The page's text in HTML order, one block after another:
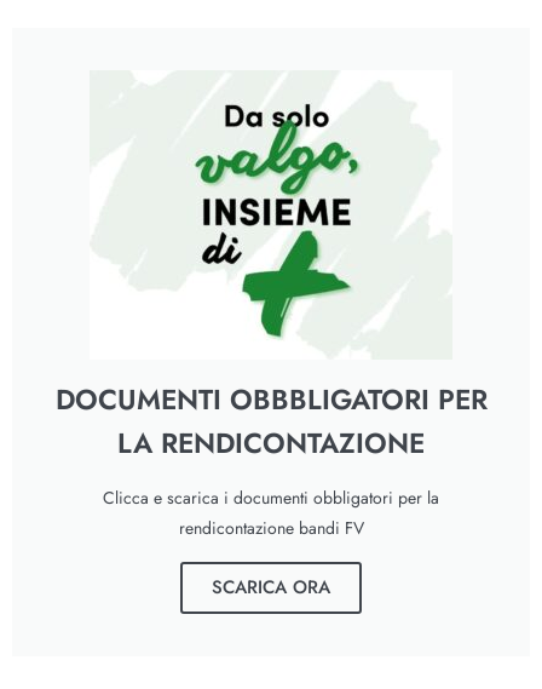
DOCUMENTI OBBBLIGATORI PER
LA RENDICONTAZIONE
Clicca e scarica i documenti obbligatori per la
rendicontazione bandi FV
SCARICA ORA